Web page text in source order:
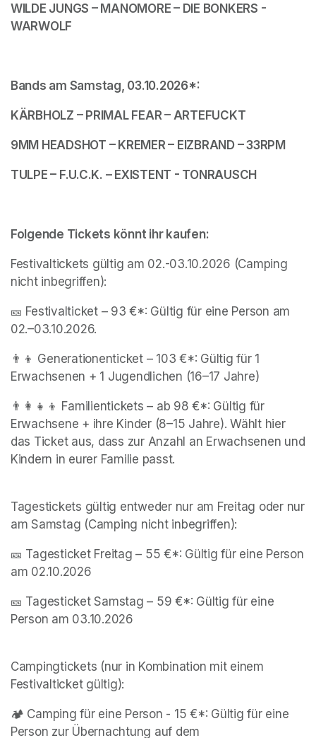
WILDE JUNGS – MANOMORE – DIE BONKERS -
WARWOLF
Bands am Samstag, 03.10.2026*:
KÄRBHOLZ – PRIMAL FEAR – ARTEFUCKT
9MM HEADSHOT – KREMER – EIZBRAND – 33RPM
TULPE – F.U.C.K. – EXISTENT - TONRAUSCH
Folgende Tickets könnt ihr kaufen:
Festivaltickets gültig am 02.-03.10.2026 (Camping
nicht inbegriffen):
🎫 Festivalticket – 93 €*: Gültig für eine Person am
02.–03.10.2026.
👨‍👦 Generationenticket – 103 €*: Gültig für 1
Erwachsenen + 1 Jugendlichen (16–17 Jahre)
👨‍👩‍👧‍👦 Familientickets – ab 98 €*: Gültig für
Erwachsene + ihre Kinder (8–15 Jahre). Wählt hier
das Ticket aus, dass zur Anzahl an Erwachsenen und
Tagestickets gültig entweder nur am Freitag oder nur
am Samstag (Camping nicht inbegriffen):
🎫 Tagesticket Freitag – 55 €*: Gültig für eine Person
am 02.10.2026
🎫 Tagesticket Samstag – 59 €*: Gültig für eine
Campingtickets (nur in Kombination mit einem
Festivalticket gültig):
🏕️ Camping für eine Person - 15 €*: Gültig für eine
Person zur Übernachtung auf dem